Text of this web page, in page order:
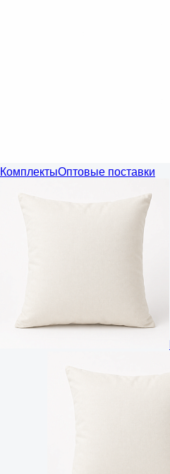
КомплектыОптовые поставки